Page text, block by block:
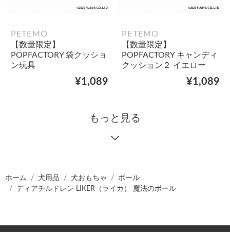
PETEMO
【数量限定】
POPFACTORY 袋クッショ
ン玩具
¥1,089
PETEMO
【数量限定】
POPFACTORY キャンディ
クッション２ イエロー
¥1,089
もっと見る
ホーム 犬用品 犬おもちゃ
ボール
ディアチルドレン LIKER（ライカ） 魔法のボール